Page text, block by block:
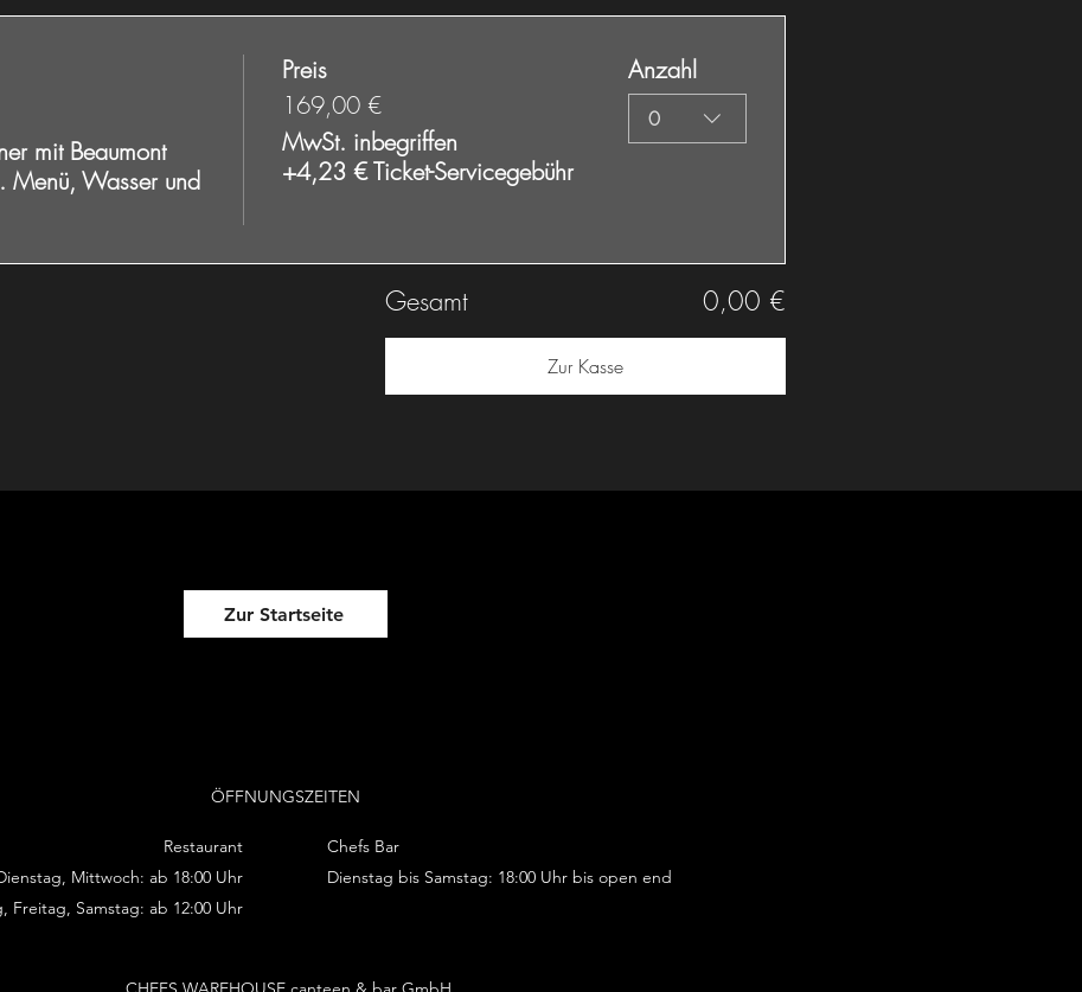
mit Beaumont
Menü, Wasser und
Preis
169,00 €
MwSt. inbegriffen
+4,23 € Ticket-Servicegebühr
Anzahl
0
Gesamt 0,00 €
Zur Kasse
Zur Startseite
ÖFFNUNGSZEITEN
Restaurant
Mittwoch: ab 18:00 Uhr
Freitag, Samstag: ab 12:00 Uhr
Chefs Bar
Dienstag bis Samstag: 18:00 Uhr bis open end